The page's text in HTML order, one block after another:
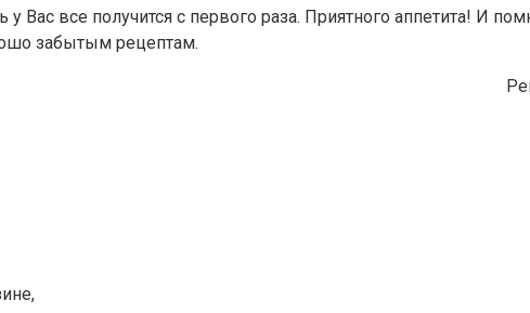
у Вас все получится с первого раза. Приятного аппетита! И
забытым рецептам.